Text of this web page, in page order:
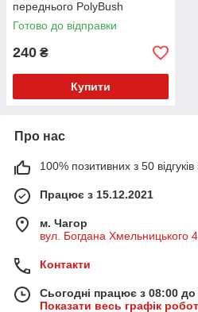
переднього PolyBush
(аналог) v17
Готово до відправки
240 ₴
Купити
Про нас
100% позитивних з 50 відгуків
Працює з 15.12.2021
м. Чагор
вул. Богдана Хмельницького
Контакти
Сьогодні працює з 08:00 до
Показати весь графік